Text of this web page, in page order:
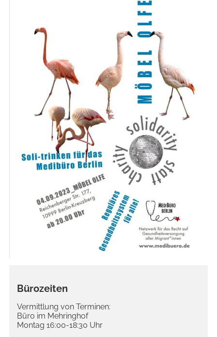
Bürozeiten
Vermittlung von Terminen:
Büro im Mehringhof
Montag 16:00-18:30 Uhr